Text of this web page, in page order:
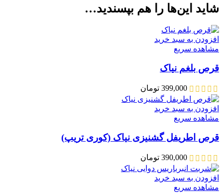
شاید این‌ها را هم بپسندید…
افزودن به سبد خرید
مشاهده سریع
قرص بلغم نیاک
399,000 تومان
افزودن به سبد خرید
مشاهده سریع
قرص اطریفل گشنیزی نیاک (کوری تریپ)
390,000 تومان
افزودن به سبد خرید
مشاهده سریع